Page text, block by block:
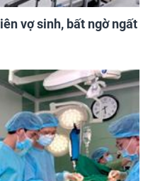
vợ sinh, bất ngờ ngất